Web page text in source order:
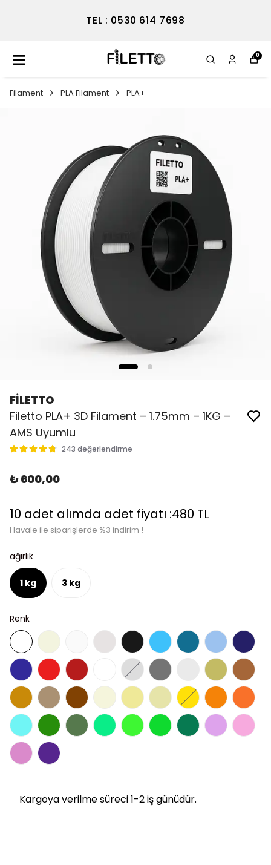
TEL : 0530 614 7698
0
Filament PLA Filament PLA+
FİLETTO
Filetto PLA+ 3D Filament – 1.75mm – 1KG –
AMS Uyumlu
243 değerlendirme
₺ 600,00
10 adet alımda adet fiyatı :480 TL
Havale ile siparişlerde %3 indirim !
ağırlık
1 kg 3 kg
Renk
Kargoya verilme süreci 1-2 iş günüdür.